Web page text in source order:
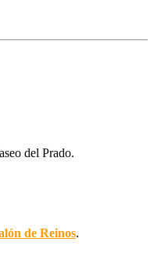
del Prado.
de Reinos.